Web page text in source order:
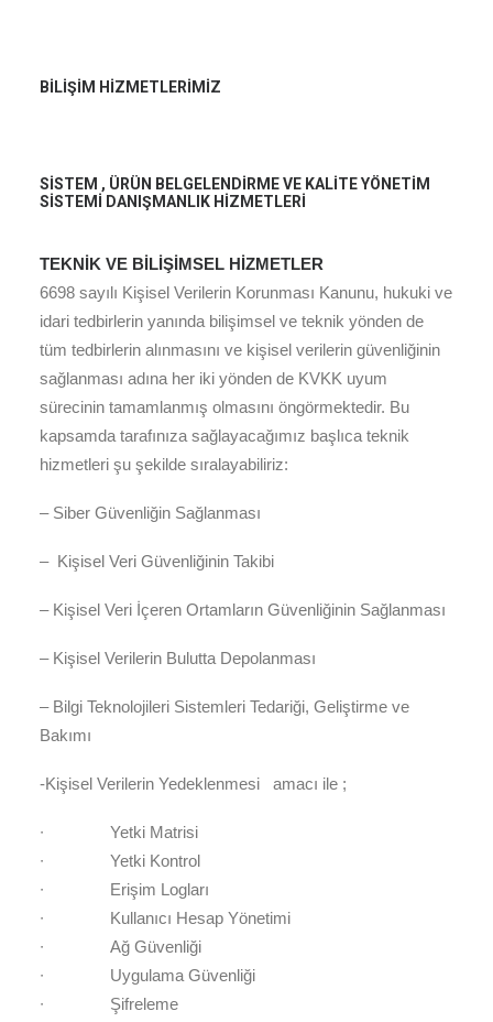
BİLİŞİM HİZMETLERİMİZ
SİSTEM , ÜRÜN BELGELENDİRME VE KALİTE YÖNETİM
SİSTEMİ DANIŞMANLIK HİZMETLERİ
TEKNİK VE BİLİŞİMSEL HİZMETLER
6698 sayılı Kişisel Verilerin Korunması Kanunu, hukuki ve
idari tedbirlerin yanında bilişimsel ve teknik yönden de
tüm tedbirlerin alınmasını ve kişisel verilerin güvenliğinin
sağlanması adına her iki yönden de KVKK uyum
sürecinin tamamlanmış olmasını öngörmektedir. Bu
kapsamda tarafınıza sağlayacağımız başlıca teknik
hizmetleri şu şekilde sıralayabiliriz:
– Siber Güvenliğin Sağlanması
– Kişisel Veri Güvenliğinin Takibi
– Kişisel Veri İçeren Ortamların Güvenliğinin Sağlanması
– Kişisel Verilerin Bulutta Depolanması
– Bilgi Teknolojileri Sistemleri Tedariği, Geliştirme ve
Bakımı
-Kişisel Verilerin Yedeklenmesi amacı ile ;
∙
Yetki Matrisi
∙
Yetki Kontrol
∙
Erişim Logları
∙
Kullanıcı Hesap Yönetimi
∙
Ağ Güvenliği
∙
Uygulama Güvenliği
∙
Şifreleme